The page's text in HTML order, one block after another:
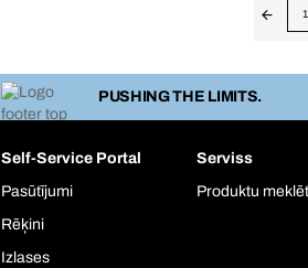
1
PUSHING THE LIMITS.
Self-Service Portal
Pasūtījumi
Rēķini
Izlases
Serviss
Produktu